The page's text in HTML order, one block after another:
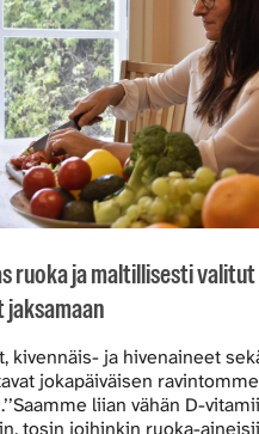
ruoka ja maltillisesti
kivennäis- ja hivenaineet
jokapäiväisen ravintomme
liian vähän D-
tosin joihinkin ruoka-